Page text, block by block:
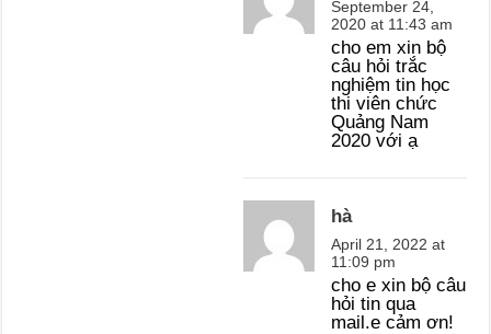
September 24,
2020 at 11:43 am
cho em xin bộ
câu hỏi trắc
nghiệm tin học
thi viên chức
Quảng Nam
2020 với ạ
hà
April 21, 2022 at
11:09 pm
cho e xin bộ câu
hỏi tin qua
mail.e cảm ơn!